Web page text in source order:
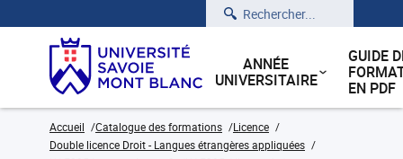
Rechercher
ANNÉE
UNIVERSITAIRE
GUIDE
EN PDF
Accueil Catalogue des formations
Licence
Double licence Droit - Langues étrangères appliquées